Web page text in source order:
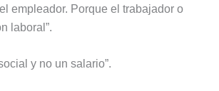
empleador. Porque el trabajador o
laboral”.
y no un salario”.